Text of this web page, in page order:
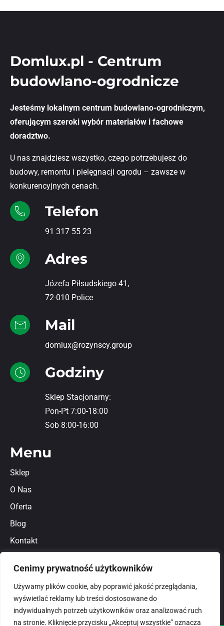
Cenimy prywatność użytkowników
Używamy plików cookie, aby poprawić jakość przeglądania,
wyświetlać reklamy lub treści dostosowane do
indywidualnych potrzeb użytkowników oraz analizować ruch
na stronie. Kliknięcie przycisku „Akceptuj wszystkie” oznacza
Domlux.pl - Centrum
budowlano-ogrodnicze
Jesteśmy lokalnym centrum budowlano-ogrodniczym,
oferującym szeroki wybór materiałów i fachowe
doradztwo.
U nas znajdziesz wszystko, czego potrzebujesz do
budowy, remontu i pielęgnacji ogrodu – zawsze w
konkurencyjnych cenach.
Telefon
91 317 55 23
Adres
Józefa Piłsudskiego 41,
72-010 Police
Mail
domlux@rozynscy.group
Godziny
Sklep Stacjonarny:
Pon-Pt 7:00-18:00
Sob 8:00-16:00
Menu
Sklep
O Nas
Oferta
Blog
Kontakt
Polityka prywatności